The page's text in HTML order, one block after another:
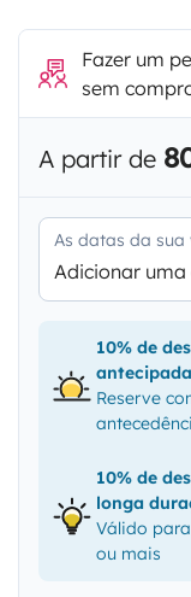
Fazer um
sem
A partir de
As datas da sua
Adicionar
10% de
antecipada
Reserve
10% de
longa
Válido
ou mais